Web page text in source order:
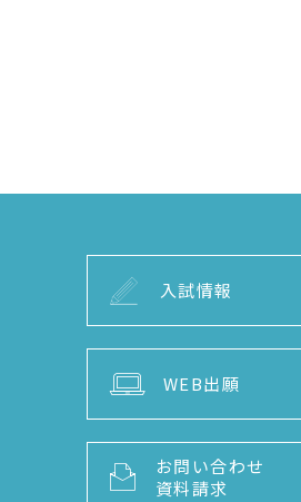
入試情報
WEB出願
お問い合わせ
資料請求